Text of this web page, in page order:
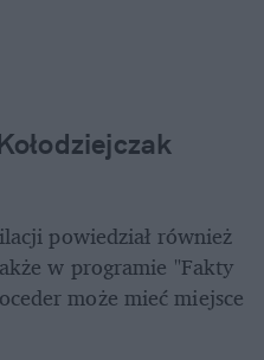
powiedział również
w programie "Fakty
może mieć miejsce